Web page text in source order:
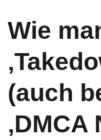
Wie
(auch
‚DMCA